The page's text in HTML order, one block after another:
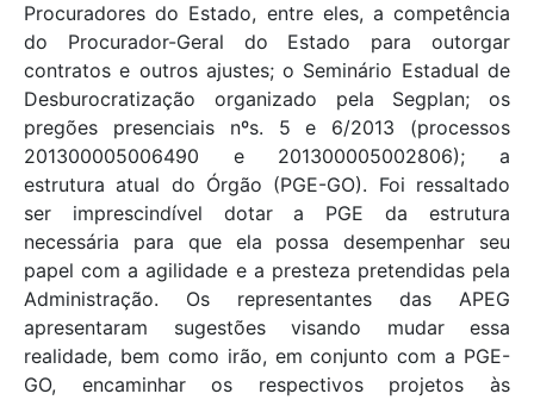
Procuradores do Estado, entre eles, a competência
do Procurador-Geral do Estado para outorgar
contratos e outros ajustes; o Seminário Estadual de
Desburocratização organizado pela Segplan; os
pregões presenciais nºs. 5 e 6/2013 (processos
201300005006490 e 201300005002806); a
estrutura atual do Órgão (PGE-GO). Foi ressaltado
ser imprescindível dotar a PGE da estrutura
necessária para que ela possa desempenhar seu
papel com a agilidade e a presteza pretendidas pela
Administração. Os representantes das APEG
apresentaram sugestões visando mudar essa
realidade, bem como irão, em conjunto com a PGE-
GO, encaminhar os respectivos projetos às